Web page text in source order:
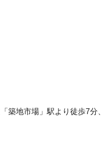
築地市場」駅より徒歩7分